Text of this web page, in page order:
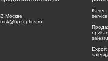
В Москве:
msk@npzoptics.ru